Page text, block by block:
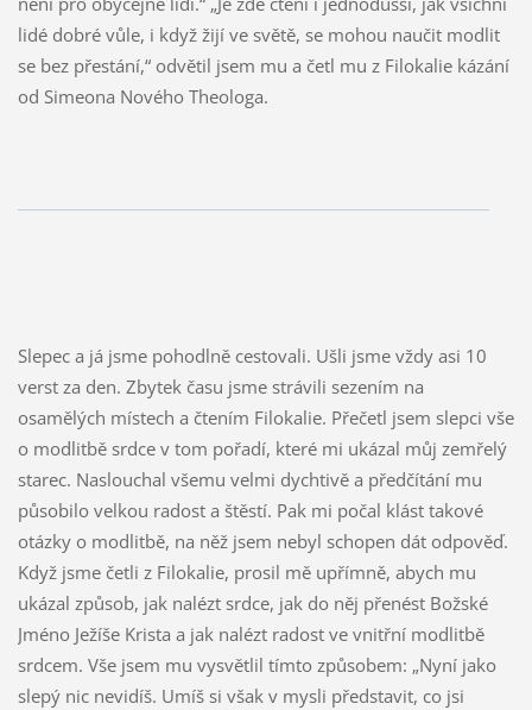
lidé dobré vůle, i když žijí ve světě, se mohou naučit modlit
se bez přestání,“ odvětil jsem mu a četl mu z Filokalie kázání
od Simeona Nového Theologa.
Slepec a já jsme pohodlně cestovali. Ušli jsme vždy asi 10
verst za den. Zbytek času jsme strávili sezením na
osamělých místech a čtením Filokalie. Přečetl jsem slepci vše
o modlitbě srdce v tom pořadí, které mi ukázal můj zemřelý
starec. Naslouchal všemu velmi dychtivě a předčítání mu
působilo velkou radost a štěstí. Pak mi počal klást takové
otázky o modlitbě, na něž jsem nebyl schopen dát odpověď.
Když jsme četli z Filokalie, prosil mě upřímně, abych mu
ukázal způsob, jak nalézt srdce, jak do něj přenést Božské
Jméno Ježíše Krista a jak nalézt radost ve vnitřní modlitbě
srdcem. Vše jsem mu vysvětlil tímto způsobem: „Nyní jako
slepý nic nevidíš. Umíš si však v mysli představit, co jsi